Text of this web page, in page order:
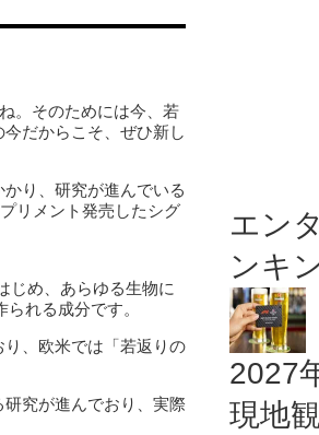
。そのためには今、若
だからこそ、ぜひ新し
り、研究が進んでいる
リメント発売したシグ
じめ、あらゆる生物に
れる成分です。
、欧米では「若返りの
究が進んでおり、実際
エン
ンキ
2027
現地